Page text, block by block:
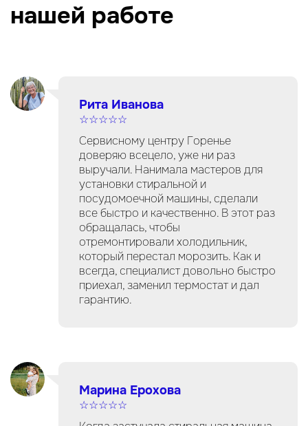
нашей работе
Рита Иванова
☆☆☆☆☆
Сервисному центру Горенье
доверяю всецело, уже ни раз
выручали. Нанимала мастеров для
установки стиральной и
посудомоечной машины, сделали
все быстро и качественно. В этот раз
обращалась, чтобы
отремонтировали холодильник,
который перестал морозить. Как и
всегда, специалист довольно быстро
приехал, заменил термостат и дал
гарантию.
Марина Ерохова
☆☆☆☆☆